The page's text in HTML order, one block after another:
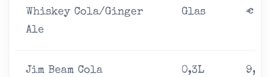
Whiskey Cola/Ginger
Ale
Glas
€
Jim Beam Cola
0,3L
9,00